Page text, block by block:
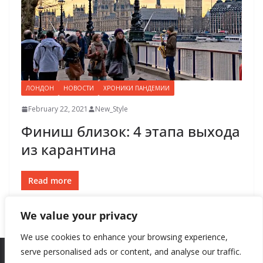
We value your privacy
We use cookies to enhance your browsing experience,
serve personalised ads or content, and analyse our traffic.
ЛОНДОН НОВОСТИ ХРОНИКИ ПАНДЕМИИ
February 22, 2021 New_Style
Финиш близок: 4 этапа выхода
из карантина
Read more